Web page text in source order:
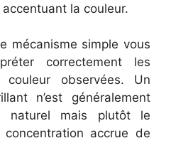
la couleur.
mécanisme simple vous
correctement les
observées. Un
n’est généralement
naturel mais plutôt le
concentration accrue de